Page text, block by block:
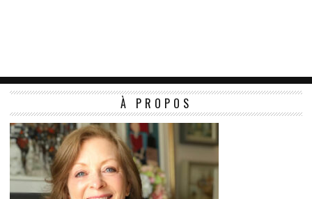
À PROPOS